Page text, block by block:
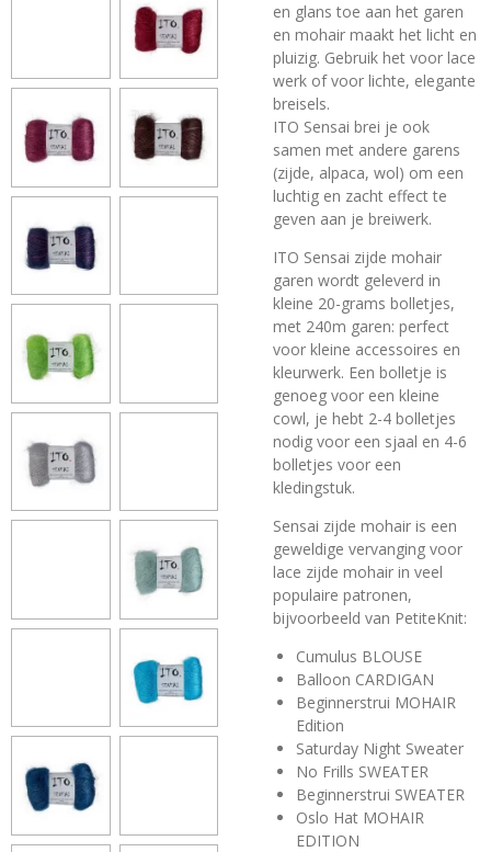
en glans toe aan het garen
en mohair maakt het licht en
pluizig. Gebruik het voor lace
werk of voor lichte, elegante
breisels.
ITO Sensai brei je ook
samen met andere garens
(zijde, alpaca, wol) om een
luchtig en zacht effect te
geven aan je breiwerk.
ITO Sensai zijde mohair
garen wordt geleverd in
kleine 20-grams bolletjes,
met 240m garen: perfect
voor kleine accessoires en
kleurwerk. Een bolletje is
genoeg voor een kleine
cowl, je hebt 2-4 bolletjes
nodig voor een sjaal en 4-6
bolletjes voor een
kledingstuk.
Sensai zijde mohair is een
geweldige vervanging voor
lace zijde mohair in veel
populaire patronen,
bijvoorbeeld van PetiteKnit:
Cumulus BLOUSE
Balloon CARDIGAN
Beginnerstrui MOHAIR
Edition
Saturday Night Sweater
No Frills SWEATER
Beginnerstrui SWEATER
Oslo Hat MOHAIR
EDITION